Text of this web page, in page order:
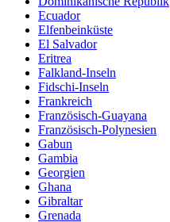
Ecuador
Elfenbeinküste
El Salvador
Eritrea
Falkland-Inseln
Fidschi-Inseln
Frankreich
Französisch-Guayana
Französisch-Polynesien
Gabun
Gambia
Georgien
Ghana
Gibraltar
Grenada